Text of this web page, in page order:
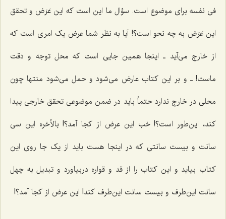
فی نفسه برای موضوع است. سؤال ما این است که این عَرَض و تحقق
این عَرَض به چه نحو است؟! آیا به نظر شما عرض یک امری است که
از خارج می‌آید ـ اینجا همین جایی است که محل توجه و دقت
ماست! ـ و بر این کتاب عارض می‌شود و حمل می‌شود منتها چون
محلی در خارج ندارد حتماً باید در ضمن موضوعی تحقق خارجی پیدا
کند، این‌طور است؟! خب این عرض از کجا آمد؟! بالأخره این سی
سانت و بیست سانتی که در اینجا هست باید از یک جا روی این
کتاب بیاید و این کتاب را از قد و قواره دربیاورد و تبدیل به چهل
سانت این‌طرف و بیست سانت این‌طرف کند! این عرض از کجا آمد؟!